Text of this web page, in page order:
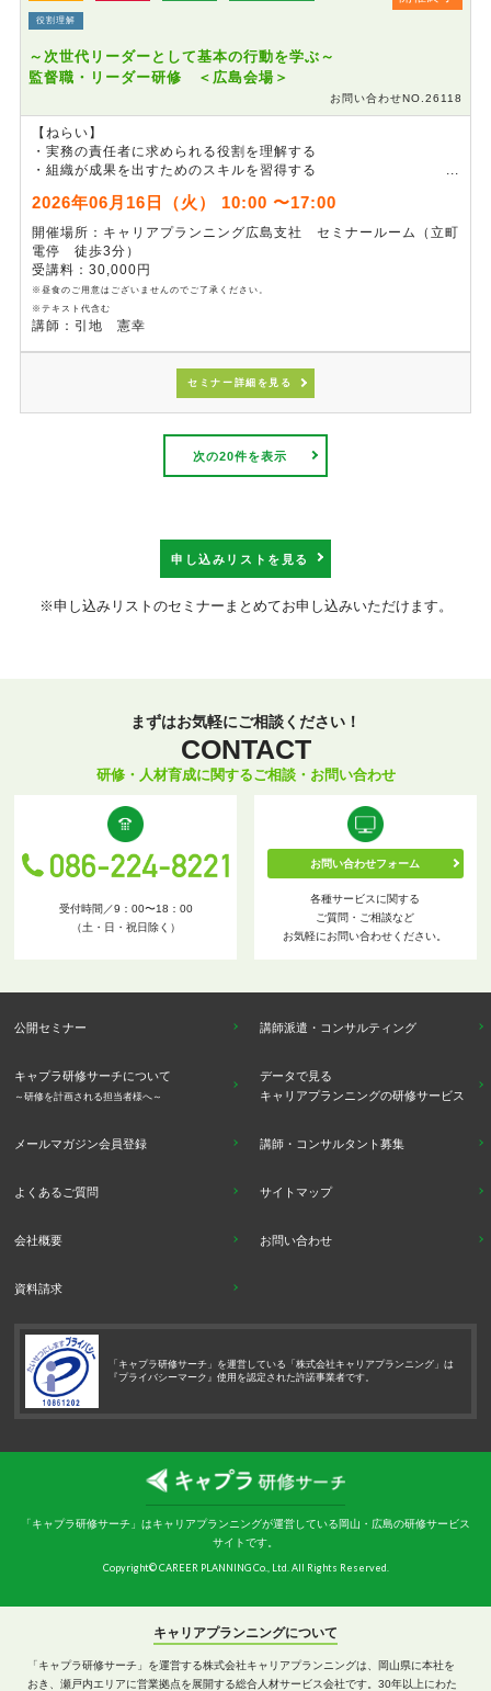
役割理解
～次世代リーダーとして基本の行動を学ぶ～
監督職・リーダー研修 ＜広島会場＞
お問い合わせNO.26118
【ねらい】
・実務の責任者に求められる役割を理解する
・組織が成果を出すためのスキルを習得する
・部下・メンバーの育成力を向上させる
2026年06月16日（火） 10:00 〜17:00
開催場所：キャリアプランニング広島支社 セミナールーム（立町
電停 徒歩3分）
受講料：30,000円
※昼食のご用意はございませんのでご了承ください。
※テキスト代含む
講師：引地 憲幸
セミナー詳細を見る
次の20件を表示
申し込みリストを見る
※申し込みリストのセミナーまとめてお申し込みいただけます。
まずはお気軽にご相談ください！
CONTACT
研修・人材育成に関するご相談・お問い合わせ
受付時間／9：00〜18：00
（土・日・祝日除く）
お問い合わせフォーム
各種サービスに関する
ご質問・ご相談など
お気軽にお問い合わせください。
公開セミナー 講師派遣・コンサルティング
キャプラ研修サーチについて
～研修を計画される担当者様へ～
データで見る
キャリアプランニングの研修サービス
メールマガジン会員登録 講師・コンサルタント募集
よくあるご質問 サイトマップ
会社概要 お問い合わせ
資料請求
「キャプラ研修サーチ」を運営している「株式会社キャリアプランニング」は
『プライバシーマーク』使用を認定された許諾事業者です。
「キャプラ研修サーチ」はキャリアプランニングが運営している岡山・広島の研修サービス
サイトです。
Copyright© CAREER PLANNING Co., Ltd. All Rights Reserved.
キャリアプランニングについて
「キャプラ研修サーチ」を運営する株式会社キャリアプランニングは、岡山県に本社を
おき、瀬戸内エリアに営業拠点を展開する総合人材サービス会社です。30年以上にわた